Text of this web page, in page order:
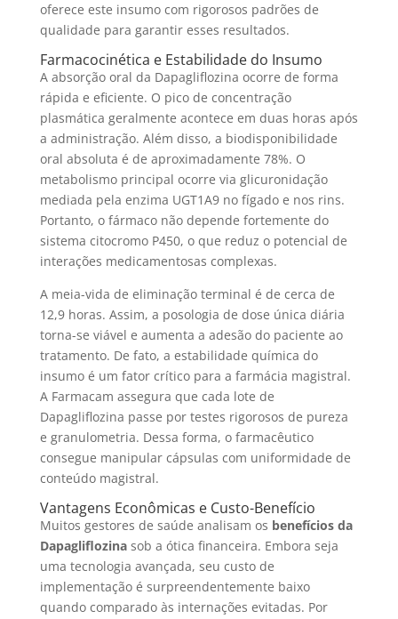
oferece este insumo com rigorosos padrões de
qualidade para garantir esses resultados.
Farmacocinética e Estabilidade do Insumo
A absorção oral da Dapagliflozina ocorre de forma
rápida e eficiente. O pico de concentração
plasmática geralmente acontece em duas horas após
a administração. Além disso, a biodisponibilidade
oral absoluta é de aproximadamente 78%. O
metabolismo principal ocorre via glicuronidação
mediada pela enzima UGT1A9 no fígado e nos rins.
Portanto, o fármaco não depende fortemente do
sistema citocromo P450, o que reduz o potencial de
interações medicamentosas complexas.
A meia-vida de eliminação terminal é de cerca de
12,9 horas. Assim, a posologia de dose única diária
torna-se viável e aumenta a adesão do paciente ao
tratamento. De fato, a estabilidade química do
insumo é um fator crítico para a farmácia magistral.
A Farmacam assegura que cada lote de
Dapagliflozina passe por testes rigorosos de pureza
e granulometria. Dessa forma, o farmacêutico
consegue manipular cápsulas com uniformidade de
conteúdo magistral.
Vantagens Econômicas e Custo-Benefício
Muitos gestores de saúde analisam os benefícios da
Dapagliflozinasob a ótica financeira. Embora seja
uma tecnologia avançada, seu custo de
implementação é surpreendentemente baixo
quando comparado às internações evitadas. Por